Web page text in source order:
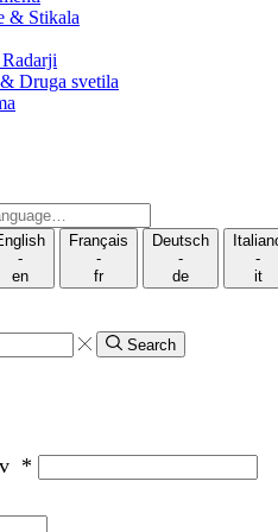
& Stikala
Druga svetila
-
en
Français
-
fr
Deutsch
-
de
-
it
Search
*